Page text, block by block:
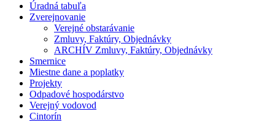
Úradná tabuľa
Zverejnovanie
Verejné obstarávanie
Zmluvy, Faktúry, Objednávky
ARCHÍV Zmluvy, Faktúry, Objednávky
Smernice
Miestne dane a poplatky
Projekty
Odpadové hospodárstvo
Verejný vodovod
Cintorín